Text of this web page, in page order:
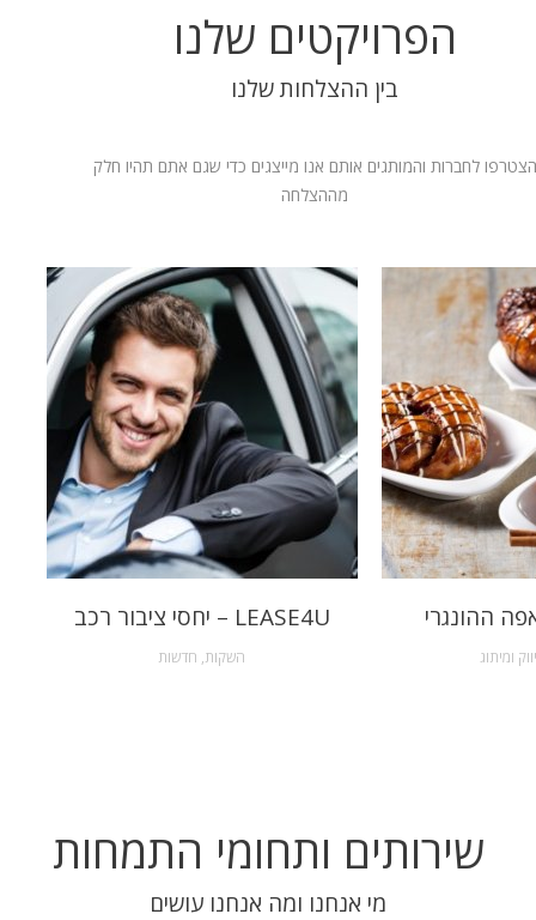
הפרויקטים שלנו
בין ההצלחות שלנו
הצטרפו לחברות והמותגים אותם אנו מייצגים כדי שגם אתם תהיו חלק
מההצלחה
LEASE4U – יחסי ציבור רכב
השקות, חדשות
ההונגרי
ומיתוג
שירותים ותחומי התמחות
מי אנחנו ומה אנחנו עושים